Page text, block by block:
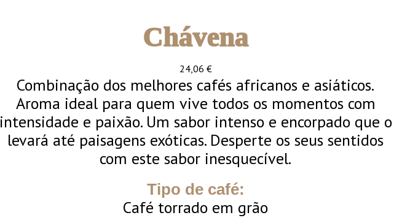
Chávena
24,06 €
Combinação dos melhores cafés africanos e asiáticos.
Aroma ideal para quem vive todos os momentos com
intensidade e paixão. Um sabor intenso e encorpado que o
levará até paisagens exóticas. Desperte os seus sentidos
com este sabor inesquecível.
Tipo de café:
Café torrado em grão